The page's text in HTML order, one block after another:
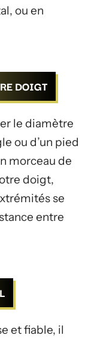
ou en
DOIGT
le diamètre
ou d’un pied
morceau de
doigt,
se
entre
et fiable, il